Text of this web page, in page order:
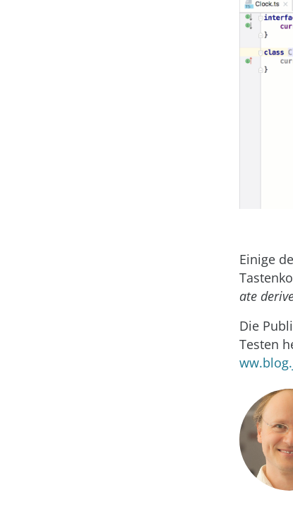
Einige
ate
Die
Testen